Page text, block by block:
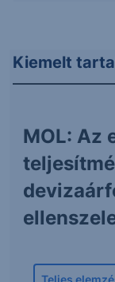
Kiemelt
MOL: Az
Teljes